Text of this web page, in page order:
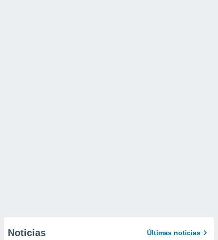
Noticias Últimas noticias